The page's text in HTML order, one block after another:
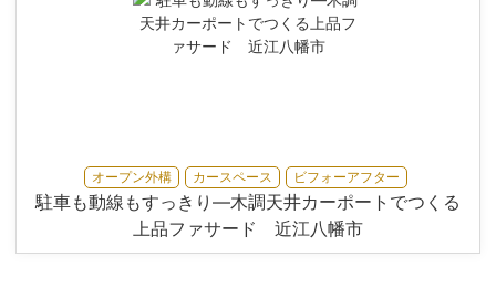
オープン外構 カースペース ビフォーアフター
駐車も動線もすっきり—木調天井カーポートでつくる
上品ファサード 近江八幡市